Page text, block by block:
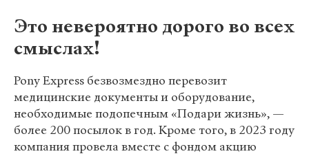
Это невероятно дорого во всех
смыслах!
Pony Express безвозмездно перевозит
медицинские документы и оборудование,
необходимые подопечным «Подари жизнь», —
более 200 посылок в год. Кроме того, в 2023 году
компания провела вместе с фондом акцию